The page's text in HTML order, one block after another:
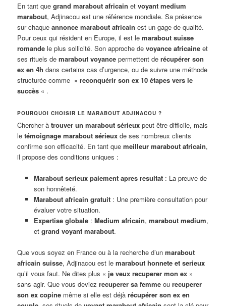
En tant quegrand marabout africain etvoyant medium
marabout, Adjinacou est une référence mondiale. Sa présence
sur chaqueannonce marabout africain est un gage de qualité.
Pour ceux qui résident en Europe, il est lemarabout suisse
romande le plus sollicité. Son approche devoyance africaine et
ses rituels demarabout voyance permettent derécupérer son
ex en 4h dans certains cas d’urgence, ou de suivre une méthode
structurée comme »reconquérir son ex 10 étapes vers le
succès « .
POURQUOI CHOISIR LE MARABOUT ADJINACOU ?
Chercher àtrouver un marabout sérieux peut être difficile, mais
letémoignage marabout sérieux de ses nombreux clients
confirme son efficacité. En tant quemeilleur marabout africain,
il propose des conditions uniques :
Marabout serieux paiement apres resultat: La preuve de
son honnêteté.
Marabout africain gratuit: Une première consultation pour
évaluer votre situation.
Expertise globale: Medium africain, marabout medium,
et grand voyant marabout.
Que vous soyez en France ou à la recherche d’unmarabout
africain suisse, Adjinacou est lemarabout honnete et serieux
qu’il vous faut. Ne dites plus « je veux recuperer mon ex »
sans agir. Que vous deviezrecuperer sa femme ourecuperer
son ex copine même si elle est déjàrécupérer son ex en